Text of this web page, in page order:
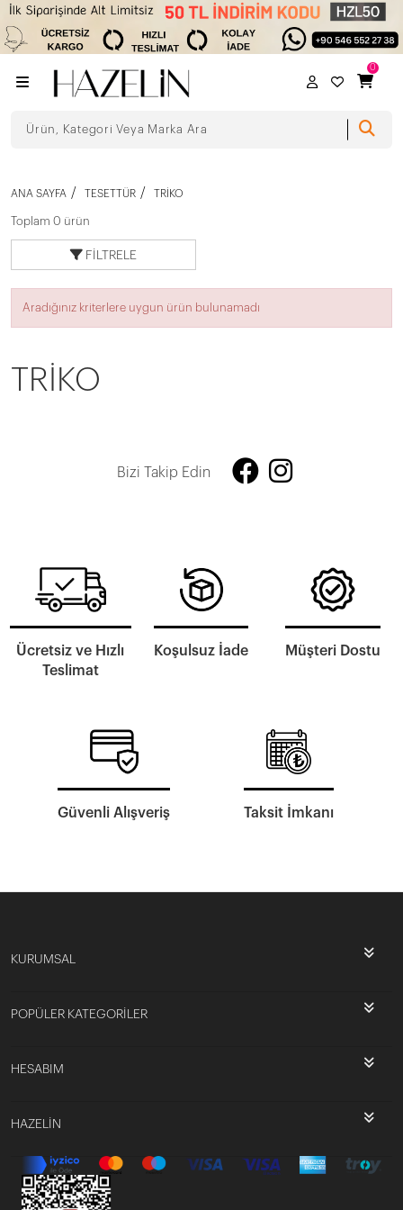
0
ANA SAYFA TESETTÜR TRİKO
Toplam 0 ürün
FILTRELE
Aradığınız kriterlere uygun ürün bulunamadı
TRİKO
Bizi Takip Edin
Ücretsiz ve Hızlı
Teslimat
Koşulsuz İade Müşteri Dostu
Güvenli Alışveriş Taksit İmkanı
KURUMSAL
POPÜLER KATEGORİLER
HESABIM
HAZELİN